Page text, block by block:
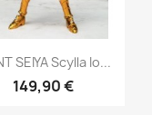
Aperçu rapide
SEIYA Scylla Io...
149,90 €